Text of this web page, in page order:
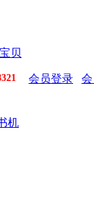
贝
会员登录
机